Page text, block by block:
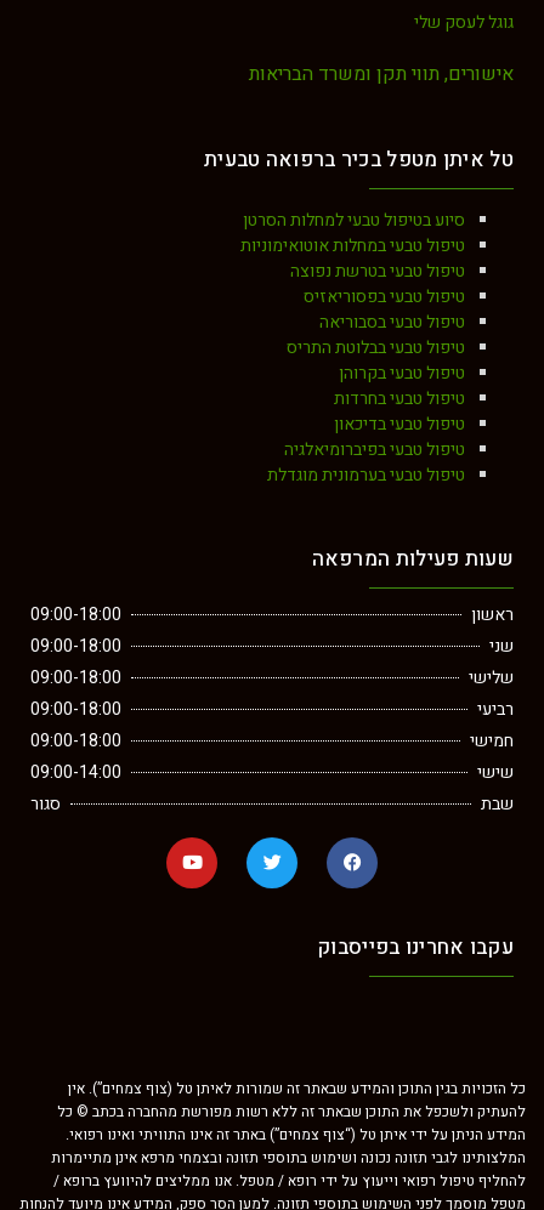
גוגל לעסק שלי
אישורים, תווי תקן ומשרד הבריאות
טל איתן מטפל בכיר ברפואה טבעית
סיוע בטיפול טבעי למחלות הסרטן
טיפול טבעי במחלות אוטואימוניות
טיפול טבעי בטרשת נפוצה
טיפול טבעי בפסוריאזיס
טיפול טבעי בסבוריאה
טיפול טבעי בבלוטת התריס
טיפול טבעי בקרוהן
טיפול טבעי בחרדות
טיפול טבעי בדיכאון
טיפול טבעי בפיברומיאלגיה
טיפול טבעי בערמונית מוגדלת
שעות פעילות המרפאה
ראשון
09:00-18:00
שני
09:00-18:00
שלישי
09:00-18:00
רביעי
09:00-18:00
חמישי
09:00-18:00
שישי
09:00-14:00
שבת
סגור
עקבו אחרינו בפייסבוק
כל הזכויות בגין התוכן והמידע שבאתר זה שמורות לאיתן טל (צוף צמחים”). אין
להעתיק ולשכפל את התוכן שבאתר זה ללא רשות מפורשת מהחברה בכתב © כל
המידע הניתן על ידי איתן טל (“צוף צמחים”) באתר זה אינו התוויתי ואינו רפואי.
המלצותינו לגבי תזונה נכונה ושימוש בתוספי תזונה ובצמחי מרפא אינן מתיימרות
להחליף טיפול רפואי וייעוץ על ידי רופא / מטפל. אנו ממליצים להיוועץ ברופא /
מטפל מוסמך לפני השימוש בתוספי תזונה. למען הסר ספק, המידע אינו מיועד להנחות